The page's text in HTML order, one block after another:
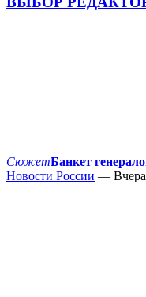
СюжетБанкет
Новости России —